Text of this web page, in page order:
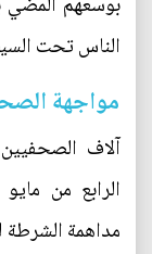
الناس تحت
مواجهة
آلاف
الرابع من
مداهمة الشرطة